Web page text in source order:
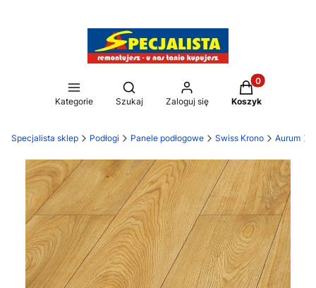
Kategorie
Otwórz wyszukiwarkę
Szukaj Zaloguj się
Produkty w
Koszyk
Specjalista sklep Podłogi Panele podłogowe Swiss Krono Aurum